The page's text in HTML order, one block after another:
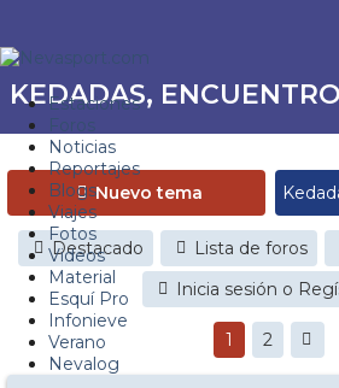
Estaciones
Foros
Noticias
Reportajes
Blogs
Viajes
Fotos
Videos
Material
Esquí Pro
Infonieve
Verano
Nevalog
KEDADAS,
Nuevo tema
Destacado Lista de foros
Inicia sesión o
1 2